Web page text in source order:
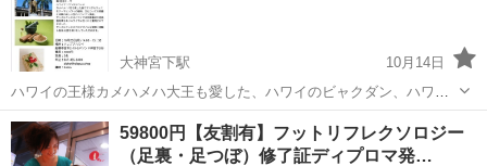
時〜15時30分 場所: ハレプア...
大神宮下駅
10月14日
ハワイの王様カメハメハ大王も愛した、ハワイのビャクダン、ハワイ
名イリアヒの効能を学び、実際に美肌オイル、香水を作り、お持ち帰
りいただけます✨
千葉 船橋市 大神宮下駅 アロマ ハワイ
59800円【友割有】フットリフレクソロジー
（足裏・足つぼ）修了証ディプロマ発…